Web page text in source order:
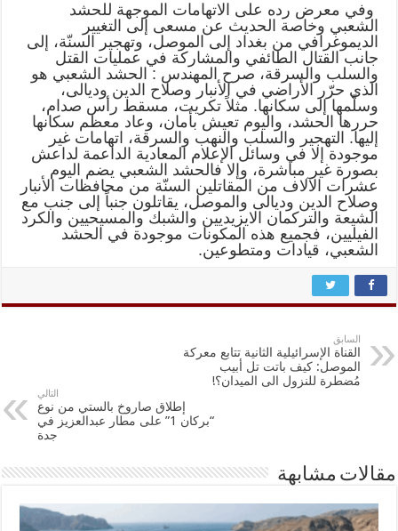
وفي معرض رده على الاتهامات الموجهة للحشد
الشعبي وخاصة الحديث عن مسعى إلى التغيير
الديموغرافي من بغداد إلى الموصل، وتهجير السنّة، إلى
جانب القتال الطائفي والمشاركة في عمليات القتل
والسلب والسرقة، صرح المهندس : الحشد الشعبي هو
الذي حرّر الأراضي في الأنبار وصلاح الدين وديالى،
وسلّمها إلى سكانها. مثلاً تكريت، مسقط رأس صدام،
حررها الحشد، واليوم تعيش بأمان، وعاد معظم سكانها
إليها. التهجير والسلب والنهب والسرقة، اتهامات غير
موجودة إلا في وسائل الإعلام المعادية الداعمة لداعش
بصورة غير مباشرة، وإلا فالحشد الشعبي يضم اليوم
عشرات الآلاف من المقاتلين السنّة من محافظات الأنبار
وصلاح الدين وديالى والموصل، يقاتلون جنباً إلى جنب مع
الشيعة والتركمان الايزيديين والشبك والمسيحيين والكرد
الفيليين، فجميع هذه المكونات موجودة في الحشد
الشعبي، قيادات ومتطوعين.
السابق
القناة الإسرائيلية الثانية تتابع معركة
الموصل: كيف باتت تل أبيب
مُضطرة للنزول الى الميدان؟!
التالي
إطلاق صاروخ بالستي من نوع
“بركان 1” على مطار عبدالعزيز في
جدة
مقالات مشابهة